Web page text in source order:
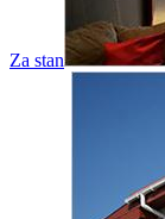
Za stan